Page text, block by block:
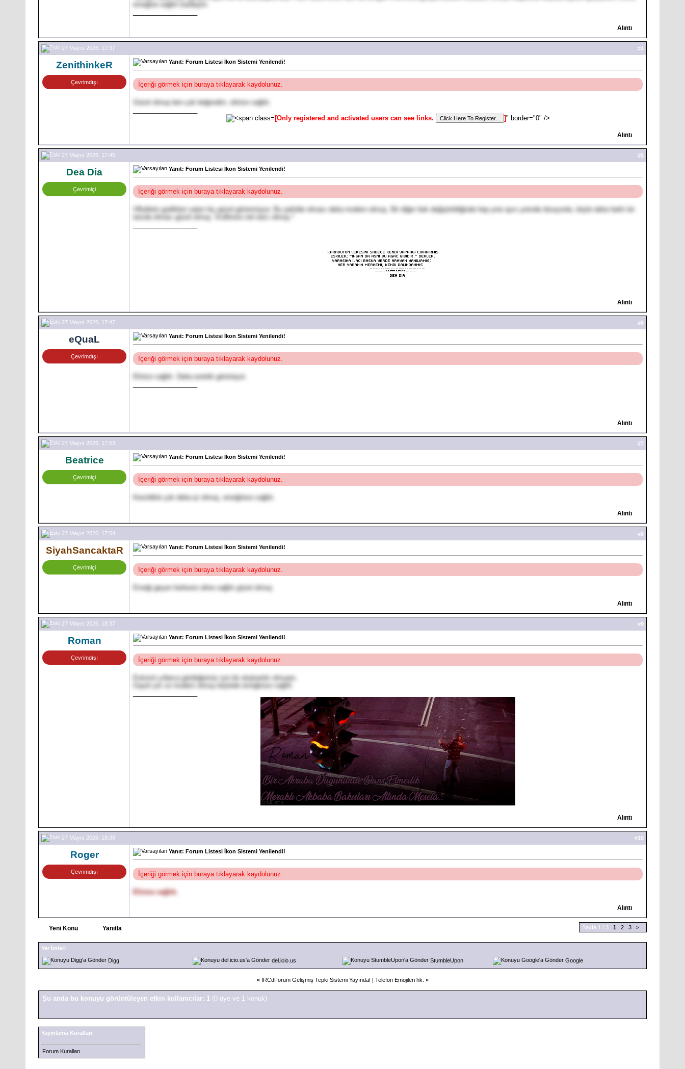
emeğine sağlık kardeşim.
__________________
Alıntı
27 Mayıs 2026, 17:37 #4
ZenithinkeR
Çevrimdışı
Yanıt: Forum Listesi İkon Sistemi Yenilendi!
İçeriği görmek için buraya tıklayarak kaydolunuz.
Güzel olmuş ben çok beğendim, elinize sağlık.
[Only registered and activated users can see links.
]" border="0" />
Alıntı
27 Mayıs 2026, 17:45 #5
Dea Dia
Çevrimiçi
Yanıt: Forum Listesi İkon Sistemi Yenilendi!
İçeriği görmek için buraya tıklayarak kaydolunuz.
VBulletin grafikleri zaten hiç güzel görünmüyor. Bu şekilde olması daha modern olmuş. Bir diğer fark değiştirildiğinde hep yine aynı yerinde duruyordu, böyle daha farklı bir
tarzda olması güzel olmuş. İrcdforum.net tarzı olmuş.
__________________
Alıntı
27 Mayıs 2026, 17:47 #6
eQuaL
Çevrimdışı
Yanıt: Forum Listesi İkon Sistemi Yenilendi!
İçeriği görmek için buraya tıklayarak kaydolunuz.
Elinize sağlık. Daha estetik görünüyor.
__________________
Alıntı
27 Mayıs 2026, 17:53 #7
Beatrice
Çevrimiçi
Yanıt: Forum Listesi İkon Sistemi Yenilendi!
İçeriği görmek için buraya tıklayarak kaydolunuz.
Kesinlikle çok daha iyi olmuş, emeğinize sağlık.
Alıntı
27 Mayıs 2026, 17:54 #8
SiyahSancaktaR
Çevrimiçi
Yanıt: Forum Listesi İkon Sistemi Yenilendi!
İçeriği görmek için buraya tıklayarak kaydolunuz.
Emeği geçen herkesin eline sağlık güzel olmuş
Alıntı
27 Mayıs 2026, 18:37 #9
Roman
Çevrimdışı
Yanıt: Forum Listesi İkon Sistemi Yenilendi!
İçeriği görmek için buraya tıklayarak kaydolunuz.
Eskisini yıllarca gördüğümüz için bir alışkanlık olmuştu
Gayet şık ve modern olmuş böylede emeğinize sağlık
Alıntı
27 Mayıs 2026, 18:38 #10
Roger
Çevrimdışı
Yanıt: Forum Listesi İkon Sistemi Yenilendi!
İçeriği görmek için buraya tıklayarak kaydolunuz.
Elinize sağlık.
Alıntı
Yeni Konu Yanıtla Sayfa 1 / 3 1 2 3 >
Yer İmleri
Digg
del.icio.us StumbleUpon Google
« IRCdForum Gelişmiş Tepki Sistemi Yayında! | Telefon Emojileri hk. »
Şu anda bu konuyu görüntüleyen etkin kullanıcılar: 1 (0 üye ve 1 konuk)
Yayınlama Kuralları
Forum Kuralları